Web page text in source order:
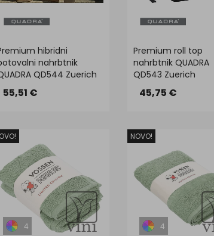
hibridni
nahrbtnik
QD544 Zuerich
55,51 €
Premium roll top
nahrbtnik QUADRA
QD543 Zuerich
45,75 €
4
NOVO!
4